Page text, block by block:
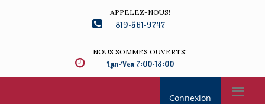
APPELEZ-NOUS!
819-561-9747
NOUS SOMMES OUVERTS!
Lun-Ven 7:00-18:00
Connexion